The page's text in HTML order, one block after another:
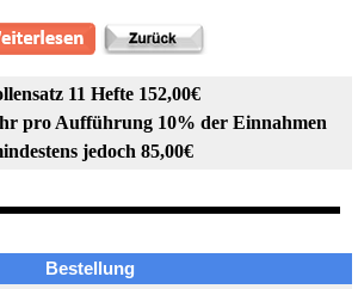
11 Hefte 152,00€
pro Aufführung 10% der Einnahmen
jedoch 85,00€
Bestellung